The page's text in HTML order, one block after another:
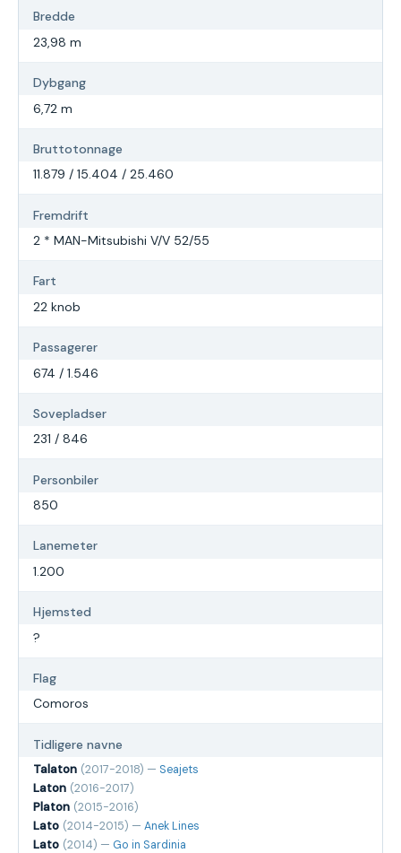
Bredde
23,98 m
Dybgang
6,72 m
Bruttotonnage
11.879 / 15.404 / 25.460
Fremdrift
2 * MAN-Mitsubishi V/V 52/55
Fart
22 knob
Passagerer
674 / 1.546
Sovepladser
231 / 846
Personbiler
850
Lanemeter
1.200
Hjemsted
?
Flag
Comoros
Tidligere navne
Talaton (2017-2018) — Seajets
Laton (2016-2017)
Platon (2015-2016)
Lato (2014-2015) — Anek Lines
Lato (2014) — Go in Sardinia